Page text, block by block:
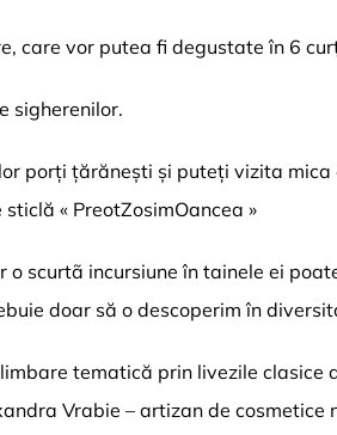
vor putea fi degustate în 6
sigherenilor.
porți țărănești și puteți vizita mica
« PreotZosimOancea »
scurtã incursiune în tainele ei
doar să o descoperim în
tematică prin livezile clasice
Vrabie – artizan de